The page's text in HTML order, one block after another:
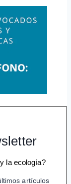
la ecología?
artículos